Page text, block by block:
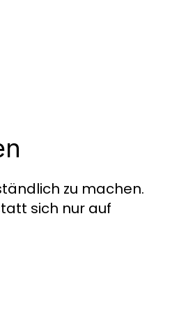
zu machen.
sich nur auf